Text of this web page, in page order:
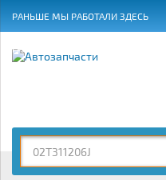
РАНЬШЕ МЫ РАБОТАЛИ ЗДЕСЬ
ГРАФИК РАБОТЫ